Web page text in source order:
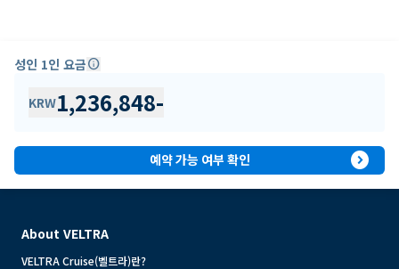
성인 1인 요금info
KRW1,236,848-
예약 가능 여부 확인 expand_circle_right
About VELTRA
VELTRA Cruise(벨트라)란?